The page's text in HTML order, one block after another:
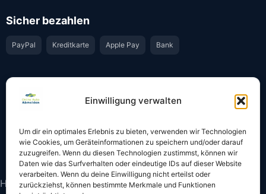
Einwilligung verwalten
Um dir ein optimales Erlebnis zu bieten, verwenden wir Technologien
wie Cookies, um Geräteinformationen zu speichern und/oder darauf
zuzugreifen. Wenn du diesen Technologien zustimmst, können wir
Daten wie das Surfverhalten oder eindeutige IDs auf dieser Website
verarbeiten. Wenn du deine Einwilligung nicht erteilst oder
zurückziehst, können bestimmte Merkmale und Funktionen
Sicher bezahlen
PayPal Kreditkarte Apple Pay Bank
Bestätigung per E-Mail Support per WhatsApp
Hinweis: Die Online-Abmeldung ist nicht in allen Fällen